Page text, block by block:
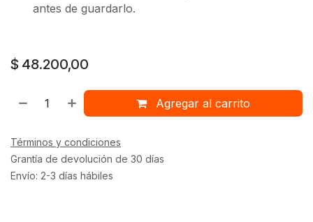
antes de guardarlo.
$ 48.200,00
Agregar al carrito
Términos y condiciones
Grantía de devolución de 30 días
Envío: 2-3 días hábiles